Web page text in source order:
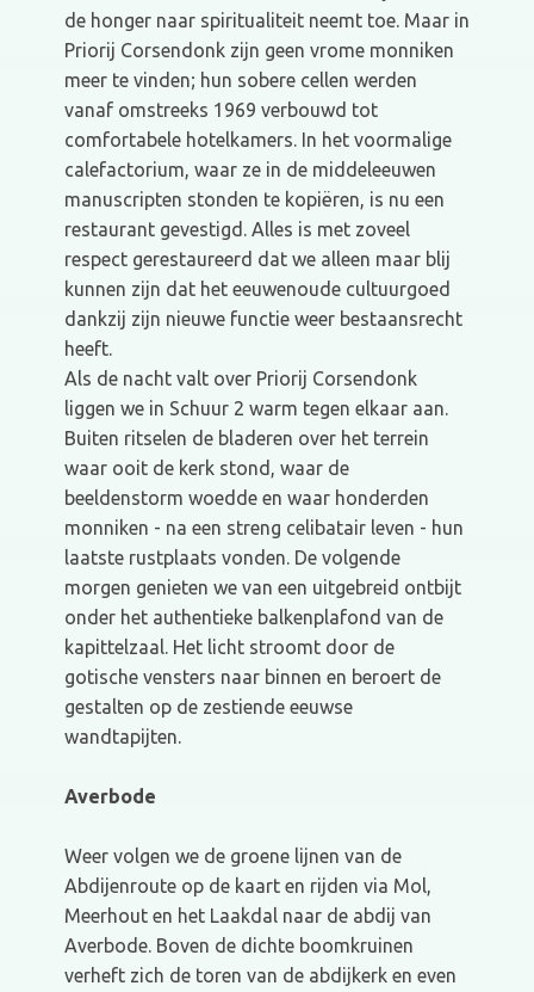
de honger naar spiritualiteit neemt toe. Maar in
Priorij Corsendonk zijn geen vrome monniken
meer te vinden; hun sobere cellen werden
vanaf omstreeks 1969 verbouwd tot
comfortabele hotelkamers. In het voormalige
calefactorium, waar ze in de middeleeuwen
manuscripten stonden te kopiëren, is nu een
restaurant gevestigd. Alles is met zoveel
respect gerestaureerd dat we alleen maar blij
kunnen zijn dat het eeuwenoude cultuurgoed
dankzij zijn nieuwe functie weer bestaansrecht
heeft.
Als de nacht valt over Priorij Corsendonk
liggen we in Schuur 2 warm tegen elkaar aan.
Buiten ritselen de bladeren over het terrein
waar ooit de kerk stond, waar de
beeldenstorm woedde en waar honderden
monniken - na een streng celibatair leven - hun
laatste rustplaats vonden. De volgende
morgen genieten we van een uitgebreid ontbijt
onder het authentieke balkenplafond van de
kapittelzaal. Het licht stroomt door de
gotische vensters naar binnen en beroert de
gestalten op de zestiende eeuwse
wandtapijten.
Averbode
Weer volgen we de groene lijnen van de
Abdijenroute op de kaart en rijden via Mol,
Meerhout en het Laakdal naar de abdij van
Averbode. Boven de dichte boomkruinen
verheft zich de toren van de abdijkerk en even